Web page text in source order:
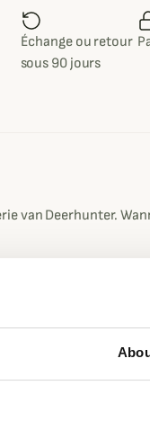
Échange ou retour
sous 90 jours
van Deerhunter.
en winddicht is.
een innovatief
pols die zorgt voor